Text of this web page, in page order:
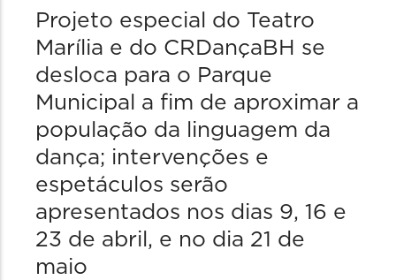
Projeto especial do Teatro
Marília e do CRDançaBH se
desloca para o Parque
Municipal a fim de aproximar a
população da linguagem da
dança; intervenções e
espetáculos serão
apresentados nos dias 9, 16 e
23 de abril, e no dia 21 de
maio